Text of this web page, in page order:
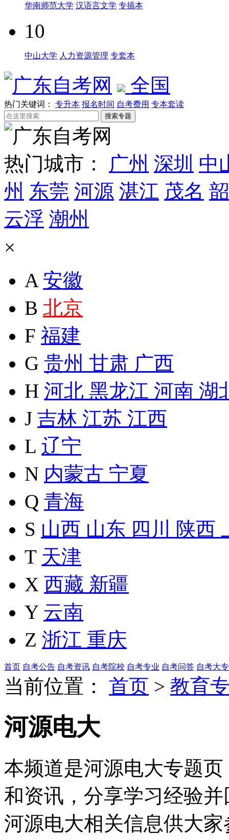
华南师范大学 汉语言文学 专插本
10
中山大学 人力资源管理 专套本
全国
热门关键词： 专升本 报名时间 自考费用 专本套读
热门城市： 广州 深圳 中
州 东莞 河源 湛江 茂名
云浮 潮州
×
A 安徽
B 北京
F 福建
G 贵州 甘肃 广西
H 河北 黑龙江 河南 湖
J 吉林 江苏 江西
L 辽宁
N 内蒙古 宁夏
Q 青海
S 山西 山东 四川 陕西
T 天津
X 西藏 新疆
Y 云南
Z 浙江 重庆
首页 自考公告 自考资讯 自考院校 自考专业 自考问答 自考大专
当前位置： 首页 > 教育
河源电大
本频道是河源电大专题
和资讯，分享学习经验
河源电大相关信息供大家